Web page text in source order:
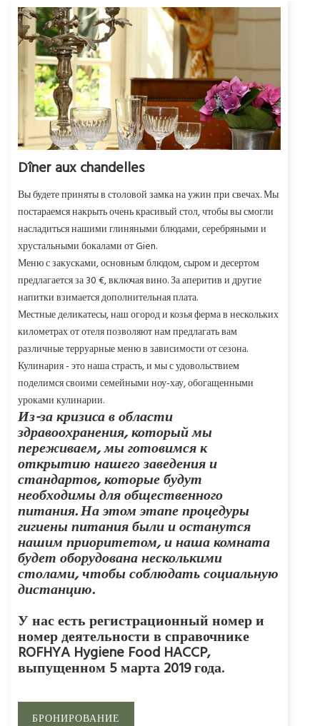
Dîner aux chandelles
Вы будете приняты в столовой замка на ужин при свечах. Мы
постараемся накрыть очень красивый стол, чтобы вы смогли
насладиться нашими глиняными блюдами, серебряными и
хрустальными бокалами от Gien.
Меню с закусками, основным блюдом, сыром и десертом
предлагается за 30 €, включая вино. За аперитив и другие
напитки взимается дополнительная плата.
Местные деликатесы, наш огород и козья ферма в нескольких
километрах от отеля позволяют нам предлагать вам
различные терруарные меню в зависимости от сезона.
Кулинария - это наша страсть, и мы с удовольствием
поделимся своими семейными ноу-хау, обогащенными
уроками кулинарии.
Из-за кризиса в области
здравоохранения, который мы
переживаем, мы готовимся к
открытию нашего заведения и
стандартов, которые будут
необходимы для общественного
питания. На этом этапе процедуры
гигиены питания были и останутся
нашим приоритетом, и наша комната
будет оборудована несколькими
столами, чтобы соблюдать социальную
дистанцию.
У нас есть регистрационный номер и
номер деятельности в справочнике
ROFHYA Hygiene Food HACCP,
выпущенном 5 марта 2019 года.
БРОНИРОВАНИЕ